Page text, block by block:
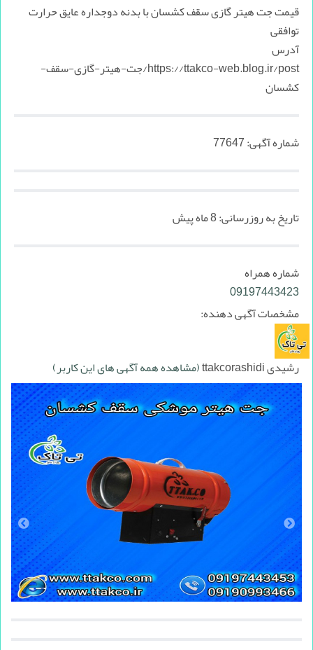
قیمت جت هیتر گازی سقف کشسان با بدنه دوجداره عایق حرارت
توافقی
آدرس
https://ttakco-web.blog.ir/post/جت-هیتر-گازی-سقف-
کشسان
شماره آگهی:77647
تاریخ به روزرسانی:8 ماه پیش
شماره همراه
09197443423
مشخصات آگهی دهنده:
رشیدی ttakcorashidi (مشاهده همه آگهی های این کاربر)